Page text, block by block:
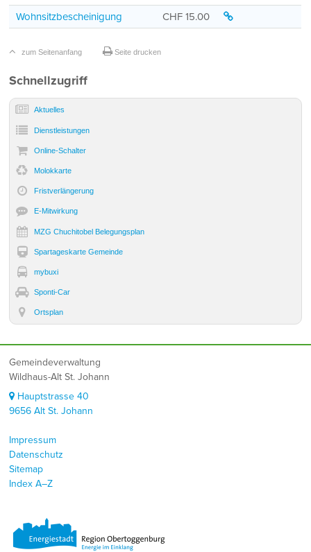
Wohnsitzbescheinigung
CHF 15.00
zum Seitenanfang Seite drucken
Sidebar
Schnellzugriff
Aktuelles
Dienst­leistungen
Online-Schalter
Molokkarte
Frist­verlängerung
E-Mitwirkung
MZG Chuchitobel Belegungsplan
Spartageskarte Gemeinde
mybuxi
Sponti-Car
Ortsplan
Footer
Gemeindeverwaltung
Wildhaus-Alt St. Johann
Hauptstrasse 40
9656 Alt St. Johann
Impressum
Datenschutz
Sitemap
Index A–Z